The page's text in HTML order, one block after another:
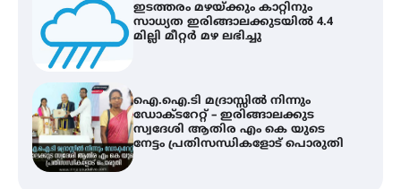
ഇടത്തരം മഴയ്ക്കും കാറ്റിനും
സാധ്യത ഇരിങ്ങാലക്കുടയിൽ 4.4
മില്ലി മീറ്റർ മഴ ലഭിച്ചു
ഐ.ഐ.ടി മദ്രാസ്സിൽ നിന്നും
ഡോക്ടറേറ്റ് – ഇരിങ്ങാലക്കുട
സ്വദേശി ആതിര എം കെ യുടെ
നേട്ടം പ്രതിസന്ധികളോട് പൊരുതി